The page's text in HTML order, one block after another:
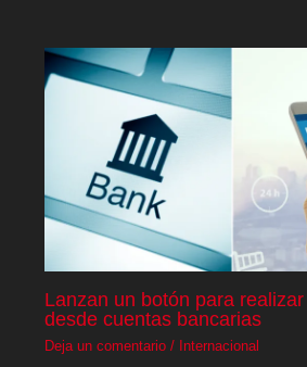
Lanzan un botón para
desde cuentas bancarias
Deja un comentario / Internacional